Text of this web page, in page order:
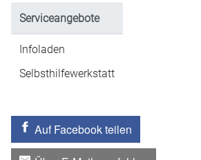
Serviceangebote
Infoladen
Selbsthilfewerkstatt
Auf Facebook teilen